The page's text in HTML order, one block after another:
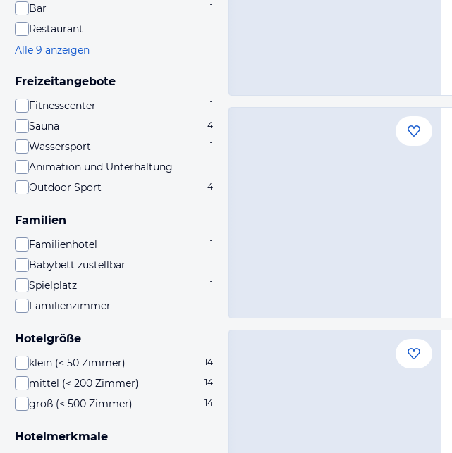
Bar 1
Restaurant 1
Alle 9 anzeigen
Freizeitangebote
Fitnesscenter 1
Sauna 4
Wassersport 1
Animation und Unterhaltung 1
Outdoor Sport 4
Familien
Familienhotel 1
Babybett zustellbar 1
Spielplatz 1
Familienzimmer 1
Hotelgröße
klein (< 50 Zimmer) 14
mittel (< 200 Zimmer) 14
groß (< 500 Zimmer) 14
Hotelmerkmale